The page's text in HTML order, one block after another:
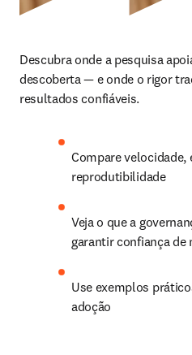
Descubra onde a pesquisa
descoberta — e onde o rigor
resultados confiáveis.
Compare velocidade,
reprodutibilidade
Veja o que a
garantir confiança de
Use exemplos
adoção